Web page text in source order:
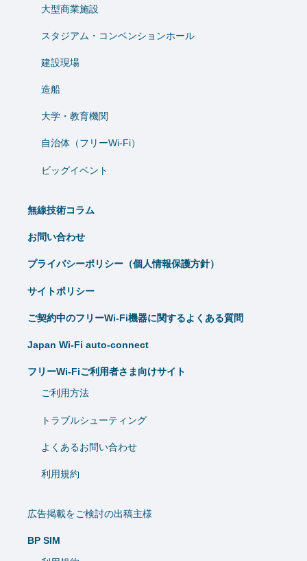
大型商業施設
スタジアム・コンベンションホール
建設現場
造船
⼤学・教育機関
自治体（フリーWi-Fi）
ビッグイベント
無線技術コラム
お問い合わせ
プライバシーポリシー（個人情報保護方針）
サイトポリシー
ご契約中のフリーWi-Fi機器に関するよくある質問
Japan Wi-Fi auto-connect
フリーWi-Fiご利用者さま向けサイト
ご利用方法
トラブルシューティング
よくあるお問い合わせ
利用規約
広告掲載をご検討の出稿主様
BP SIM